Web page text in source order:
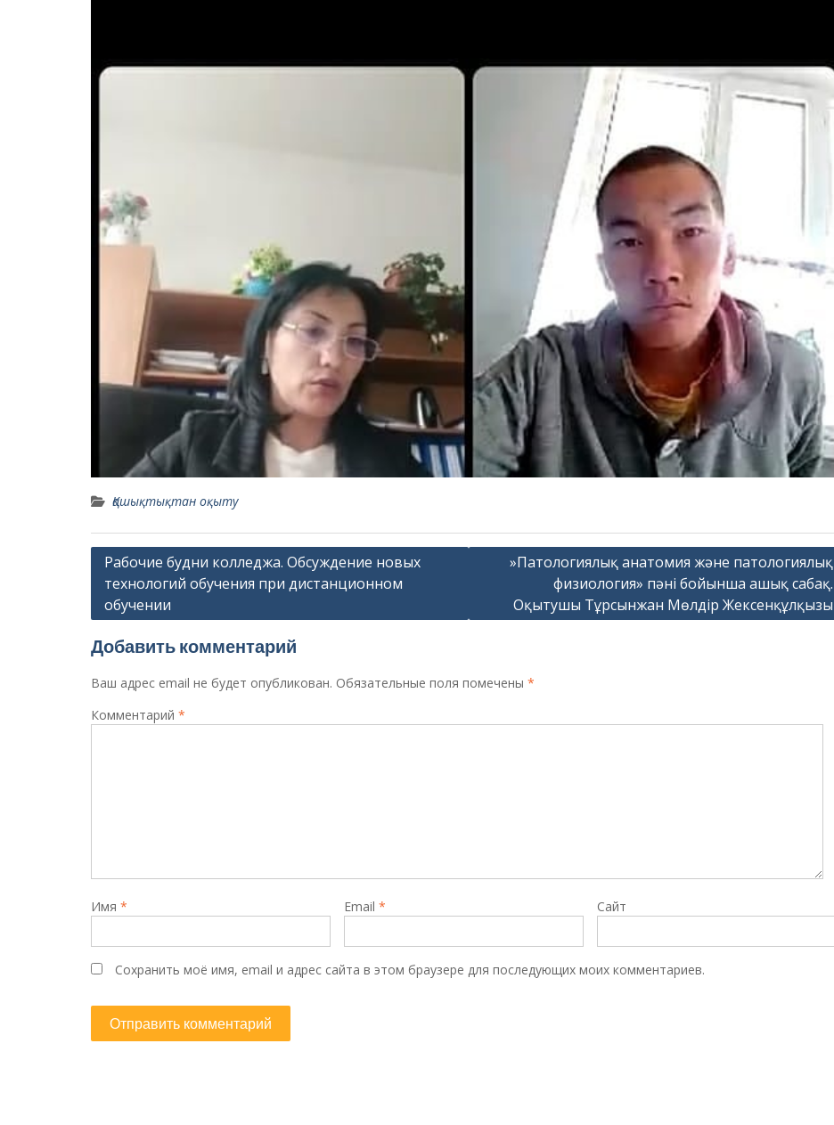
Қашықтықтан оқыту
Навигация
по
записям
Рабочие будни колледжа. Обсуждение новых
технологий обучения при дистанционном
обучении
»Патологиялық анатомия және патологиялық
физиология» пәні бойынша ашық сабақ.
Оқытушы Тұрсынжан Мөлдір Жексенқұлқызы
Добавить комментарий
Ваш адрес email не будет опубликован. Обязательные поля помечены *
Комментарий *
Имя * Email * Сайт
Сохранить моё имя, email и адрес сайта в этом браузере для последующих моих комментариев.